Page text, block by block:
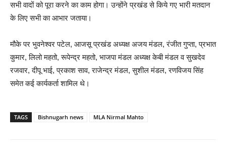
सभी वादों को पूरा करने का काम होगा। उन्होंने प्रखंड से किये गए भारी मतदान
के लिए सभी का आभार जताया।
मौके पर भुवनेश्वर पटेल, आजसू प्रखंड अध्यक्ष अजय मंडल, रंजीत गुप्ता, प्रभात
कुमार, लिलो महतो, रूपेन्द्र महतो, भाजपा मंडल अध्यक्ष केबी मंडल व सुखदेव
रजवार, दीपू भाई, प्रकाश साव, राजेन्द्र मंडल, सुशील मंडल, रणविजय सिंह
समेत कई कार्यकर्ता शामिल थे।
TAGS Bishnugarh news MLA Nirmal Mahto